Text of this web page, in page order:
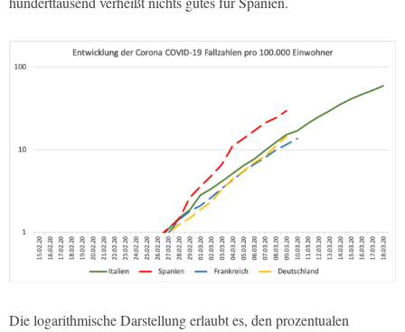
Die logarithmische Darstellung erlaubt es, den prozentualen